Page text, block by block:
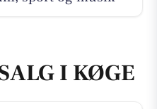
I KØGE